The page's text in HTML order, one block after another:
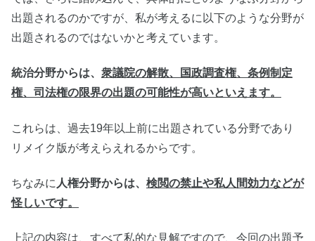
出題されるのかですが、私が考えるに以下のような分野が
出題されるのではないかと考えています。
統治分野からは、 衆議院の解散、国政調査権、条例制定
権、司法権の限界の出題の可能性が高いといえます。
これらは、過去19年以上前に出題されている分野であり
リメイク版が考えらえれるからです。
ちなみに 人権分野からは、 検閲の禁止や私人間効力などが
怪しいです。
上記の内容は、すべて私的な見解ですので、今回の出題予